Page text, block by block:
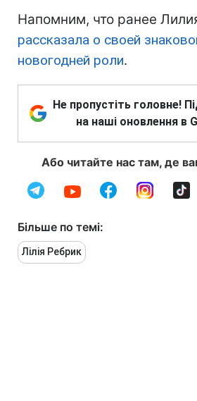
Напомним, что ранее
рассказала о своей
новогодней роли.
Не пропустіть головне!
на наші оновлення в
Або читайте нас там, де
Більше по темі:
Лілія Ребрик